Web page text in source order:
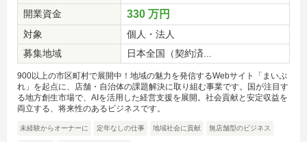
開業資金
330 万円
対象
個人・法人
募集地域
日本全国（契約済...
900以上の市区町村で展開中！地域の魅力を発信するWebサイト「まいぷ
れ」を起点に、店舗・自治体の課題解決に取り組む事業です。国が注目す
る地方創生市場で、AIを活用した経営支援を展開。社会貢献と安定収益を
両立する、将来性のあるビジネスです。
未経験からオーナーに 定年なしの仕事 地域社会に貢献 無店舗型のビジネス